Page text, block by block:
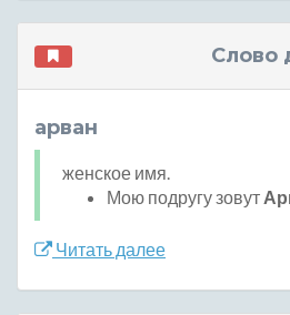
Слово
арван
женское имя.
Мою подругу зовут
Читать далее